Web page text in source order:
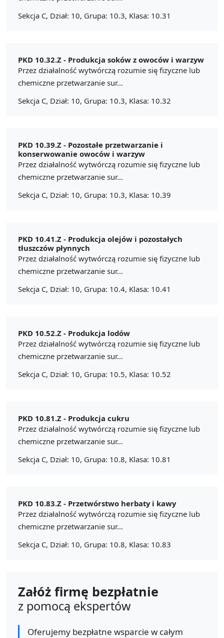
Sekcja C, Dział: 10, Grupa: 10.3, Klasa: 10.31
PKD 10.32.Z - Produkcja soków z owoców i warzyw
Przez działalność wytwórczą rozumie się fizyczne lub
chemiczne przetwarzanie sur...
Sekcja C, Dział: 10, Grupa: 10.3, Klasa: 10.32
PKD 10.39.Z - Pozostałe przetwarzanie i
konserwowanie owoców i warzyw
Przez działalność wytwórczą rozumie się fizyczne lub
chemiczne przetwarzanie sur...
Sekcja C, Dział: 10, Grupa: 10.3, Klasa: 10.39
PKD 10.41.Z - Produkcja olejów i pozostałych
tłuszczów płynnych
Przez działalność wytwórczą rozumie się fizyczne lub
chemiczne przetwarzanie sur...
Sekcja C, Dział: 10, Grupa: 10.4, Klasa: 10.41
PKD 10.52.Z - Produkcja lodów
Przez działalność wytwórczą rozumie się fizyczne lub
chemiczne przetwarzanie sur...
Sekcja C, Dział: 10, Grupa: 10.5, Klasa: 10.52
PKD 10.81.Z - Produkcja cukru
Przez działalność wytwórczą rozumie się fizyczne lub
chemiczne przetwarzanie sur...
Sekcja C, Dział: 10, Grupa: 10.8, Klasa: 10.81
PKD 10.83.Z - Przetwórstwo herbaty i kawy
Przez działalność wytwórczą rozumie się fizyczne lub
chemiczne przetwarzanie sur...
Sekcja C, Dział: 10, Grupa: 10.8, Klasa: 10.83
Załóż firmę bezpłatnie
z pomocą ekspertów
Oferujemy bezpłatne wsparcie w całym